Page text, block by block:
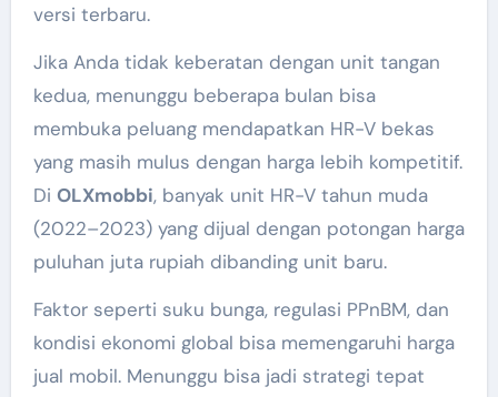
versi terbaru.
Jika Anda tidak keberatan dengan unit tangan
kedua, menunggu beberapa bulan bisa
membuka peluang mendapatkan HR-V bekas
yang masih mulus dengan harga lebih kompetitif.
Di OLXmobbi, banyak unit HR-V tahun muda
(2022–2023) yang dijual dengan potongan harga
puluhan juta rupiah dibanding unit baru.
Faktor seperti suku bunga, regulasi PPnBM, dan
kondisi ekonomi global bisa memengaruhi harga
jual mobil. Menunggu bisa jadi strategi tepat